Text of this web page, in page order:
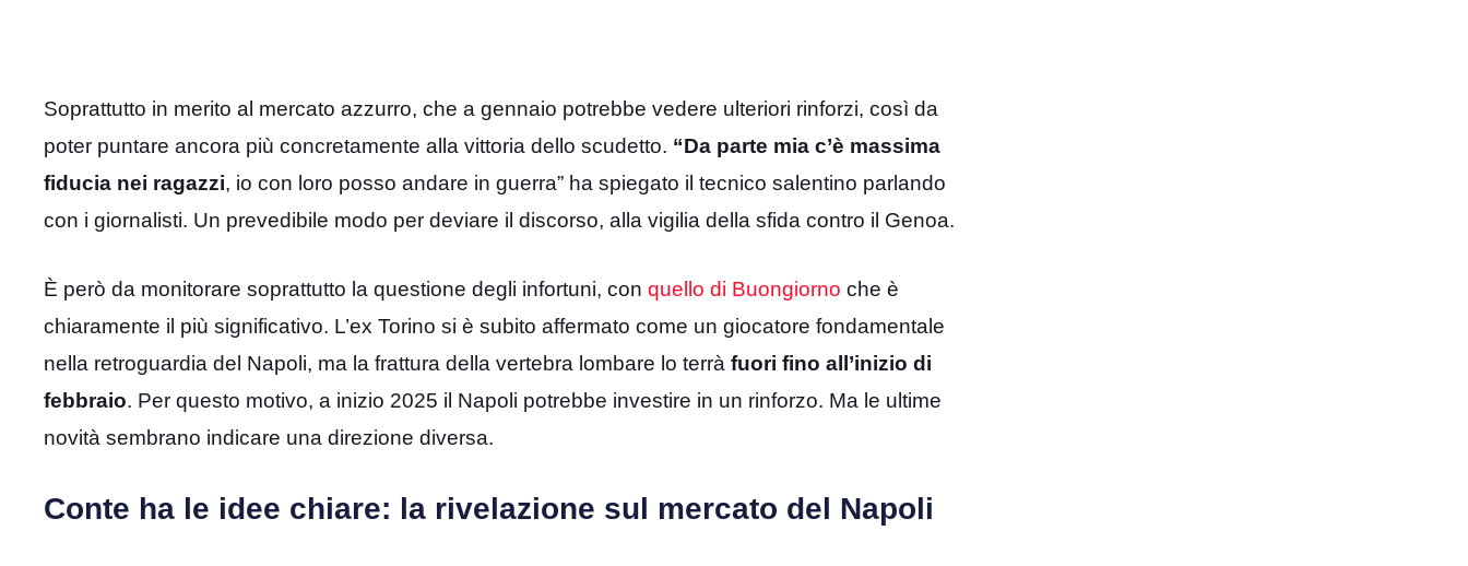
Soprattutto in merito al mercato azzurro, che a gennaio potrebbe vedere ulteriori rinforzi, così da
poter puntare ancora più concretamente alla vittoria dello scudetto. “Da parte mia c’è massima
fiducia nei ragazzi, io con loro posso andare in guerra” ha spiegato il tecnico salentino parlando
con i giornalisti. Un prevedibile modo per deviare il discorso, alla vigilia della sfida contro il Genoa.
È però da monitorare soprattutto la questione degli infortuni, con quello di Buongiorno che è
chiaramente il più significativo. L’ex Torino si è subito affermato come un giocatore fondamentale
nella retroguardia del Napoli, ma la frattura della vertebra lombare lo terrà fuori fino all’inizio di
febbraio. Per questo motivo, a inizio 2025 il Napoli potrebbe investire in un rinforzo. Ma le ultime
novità sembrano indicare una direzione diversa.
Conte ha le idee chiare: la rivelazione sul mercato del Napoli